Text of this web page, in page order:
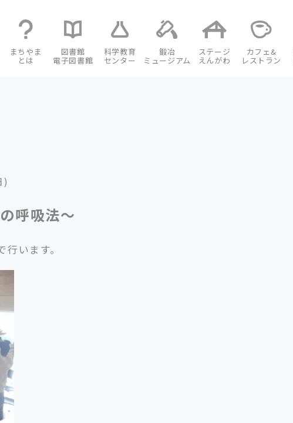
まちやま
とは
図書館
電子図書館
科学教育
センター
鍛冶
ミュージアム
ステージ
えんがわ
カフェ&
レストラン
)
呼吸法～
います。